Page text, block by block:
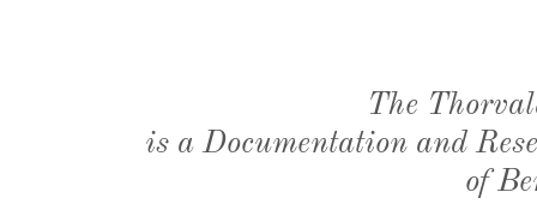
The
is a Documentation and
of